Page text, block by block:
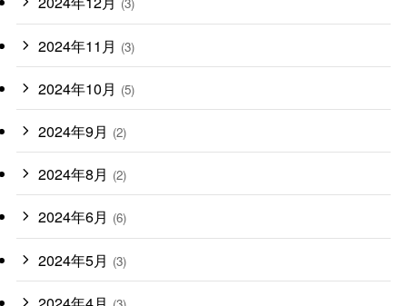
(3)
2024年11月 (3)
2024年10月 (5)
2024年9月 (2)
2024年8月 (2)
2024年6月 (6)
2024年5月 (3)